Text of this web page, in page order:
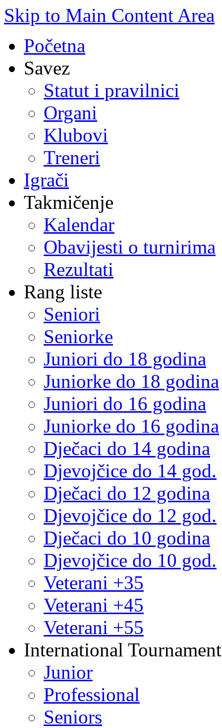
Skip to Main Content Area
Početna
Savez
Statut i pravilnici
Organi
Klubovi
Treneri
Igrači
Takmičenje
Kalendar
Obavijesti o turnirima
Rezultati
Rang liste
Seniori
Seniorke
Juniori do 18 godina
Juniorke do 18 godina
Juniori do 16 godina
Juniorke do 16 godina
Dječaci do 14 godina
Djevojčice do 14 god.
Dječaci do 12 godina
Djevojčice do 12 god.
Dječaci do 10 godina
Djevojčice do 10 god.
Veterani +35
Veterani +45
Veterani +55
International
Junior
Professional
Seniors